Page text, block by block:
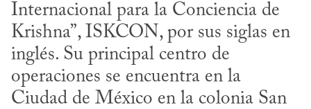
Internacional para la Conciencia de
Krishna”, ISKCON, por sus siglas en
inglés. Su principal centro de
operaciones se encuentra en la
Ciudad de México en la colonia San